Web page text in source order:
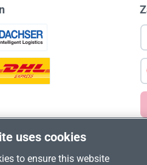
uses cookies
to ensure this website